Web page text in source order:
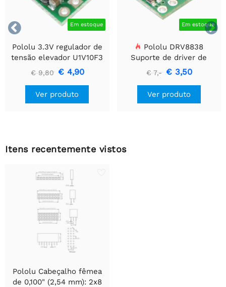

 Em estoque
Pololu 3.3V regulador de
tensão elevador U1V10F3
€ 9,80 € 4,90
Ver produto
Em estoque
Pololu DRV8838
Suporte de driver de
motor CC escovado
simples
€ 7,- € 3,50
Ver produto
Itens recentemente vistos
Pololu Cabeçalho fêmea
de 0,100" (2,54 mm): 2x8